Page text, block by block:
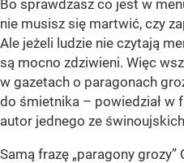
Bo sprawdzasz co jest w
nie musisz się martwić, czy
Ale jeżeli ludzie nie czytają
są mocno zdziwieni. Więc
w gazetach o paragonach
do śmietnika – powiedział w
autor jednego ze
Samą frazę „paragony